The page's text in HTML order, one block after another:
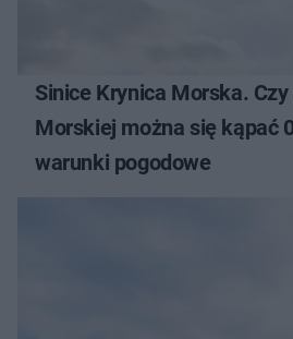
Sinice Krynica Morska.
Morskiej można się kąpać
warunki pogodowe